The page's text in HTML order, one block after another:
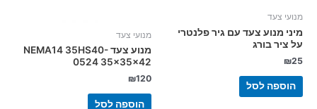
מנועי צעד
מיני מנוע צעד עם גיר פלנטרי
על ציר בורג
₪25
הוספה לסל
מנועי צעד
מנוע צעד NEMA14 35HS40-
0524 35x35x42
₪120
הוספה לסל